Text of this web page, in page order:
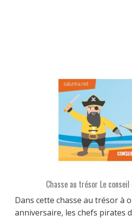
Chasse au trésor Le
Dans cette chasse au trésor à
anniversaire, les chefs pirates